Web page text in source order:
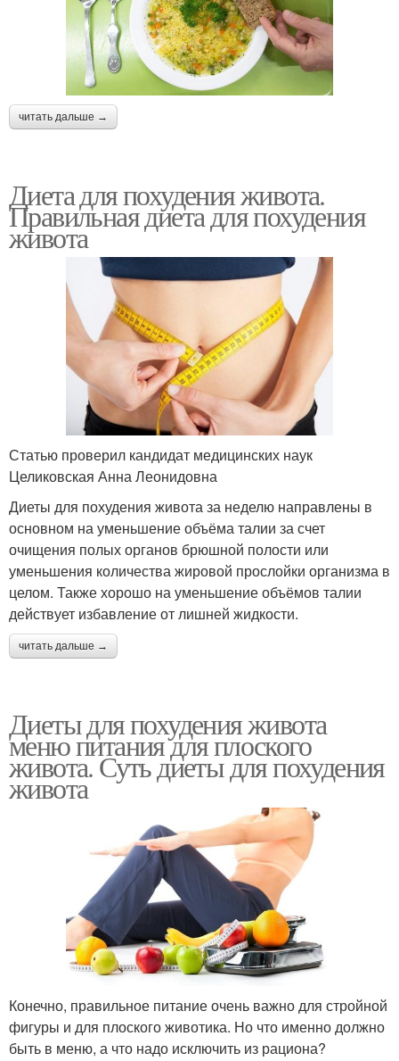
читать дальше →
Диета для похудения живота.
Правильная диета для похудения
живота
Статью проверил кандидат медицинских наук
Целиковская Анна Леонидовна
Диеты для похудения живота за неделю направлены в
основном на уменьшение объёма талии за счет
очищения полых органов брюшной полости или
уменьшения количества жировой прослойки организма в
целом. Также хорошо на уменьшение объёмов талии
действует избавление от лишней жидкости.
читать дальше →
Диеты для похудения живота
меню питания для плоского
живота. Суть диеты для похудения
живота
Конечно, правильное питание очень важно для стройной
фигуры и для плоского животика. Но что именно должно
быть в меню, а что надо исключить из рациона?